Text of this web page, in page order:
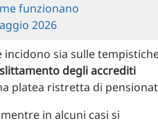
funzionano
2026
sia sulle
slittamento degli accrediti
platea ristretta di
in alcuni casi si